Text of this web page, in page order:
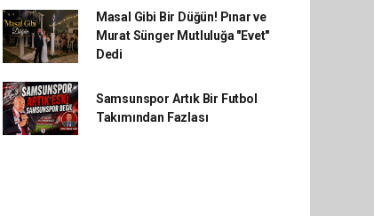
Masal Gibi Bir Düğün! Pınar ve
Murat Sünger Mutluluğa "Evet"
Dedi
Samsunspor Artık Bir Futbol
Takımından Fazlası